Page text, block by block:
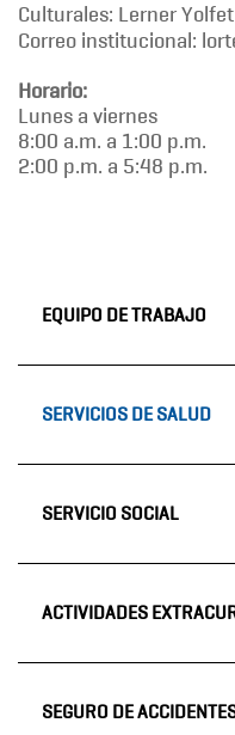
Culturales: Lerner
Correo institucional:
Horario:
Lunes a viernes
8:00 a.m. a 1:00 p.m.
2:00 p.m. a 5:48 p.m.
EQUIPO DE TRABAJO
SERVICIOS DE SALUD
SERVICIO SOCIAL
ACTIVIDADES
SEGURO DE